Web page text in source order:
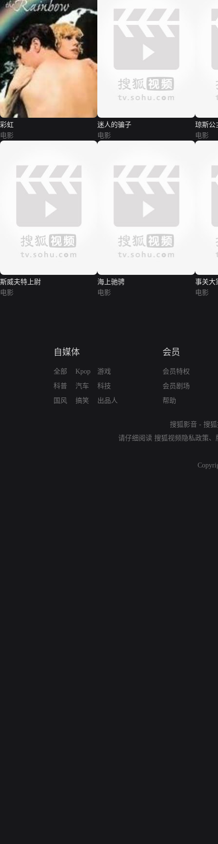
彩虹
电影
迷人的骗子
电影
琼斯公
电影
斯威夫特上尉
电影
海上驰骋
电影
事关大
电影
自媒体
全部
科普
国风
Kpop
汽车
搞笑
游戏
科技
出品人
会员
会员特权
会员剧场
帮助
搜狐影音 - 搜
请仔细阅读 搜狐视频隐私政策、